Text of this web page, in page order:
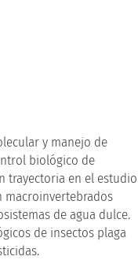
y manejo de
biológico de
trayectoria en el estudio
macroinvertebrados
de agua dulce.
de insectos plaga